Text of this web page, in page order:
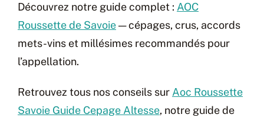
Découvrez notre guide complet : AOC
Roussette de Savoie— cépages, crus, accords
mets-vins et millésimes recommandés pour
l’appellation.
Retrouvez tous nos conseils sur Aoc Roussette
Savoie Guide Cepage Altesse, notre guide de